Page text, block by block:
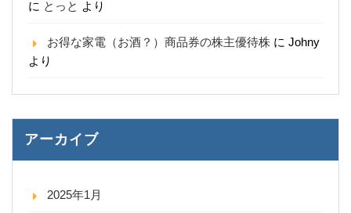
に とっと より
お得な家電（お酒？）商品券の株主優待株 に Johny
より
アーカイブ
2025年1月